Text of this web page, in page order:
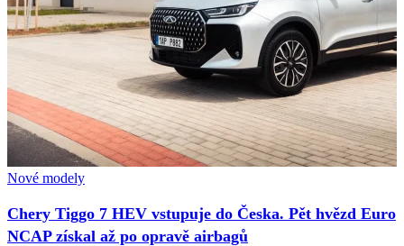
Nové modely
Chery Tiggo 7 HEV vstupuje do Česka. Pět hvězd Euro
NCAP získal až po opravě airbagů